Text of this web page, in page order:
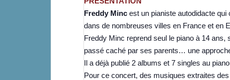
Freddy Minc est un pianiste autodidacte
dans de nombreuses villes en France et en
Freddy Minc reprend seul le piano à 14
passé caché par ses parents… une
Il a déjà publié 2 albums et 7 singles au
Pour ce concert, des musiques extraites